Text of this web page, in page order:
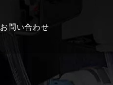
お問い合わせ